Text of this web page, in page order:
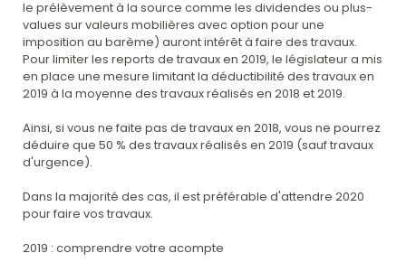
le prélèvement à la source comme les dividendes ou plus-
values sur valeurs mobilières avec option pour une
imposition au barème) auront intérêt à faire des travaux.
Pour limiter les reports de travaux en 2019, le législateur a mis
en place une mesure limitant la déductibilité des travaux en
2019 à la moyenne des travaux réalisés en 2018 et 2019.
Ainsi, si vous ne faite pas de travaux en 2018, vous ne pourrez
déduire que 50 % des travaux réalisés en 2019 (sauf travaux
d'urgence).
Dans la majorité des cas, il est préférable d'attendre 2020
pour faire vos travaux.
2019 : comprendre votre acompte